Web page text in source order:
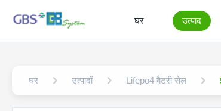
घर उत्पाद
घर उत्पादों Lifepo4 बैटरी सेल